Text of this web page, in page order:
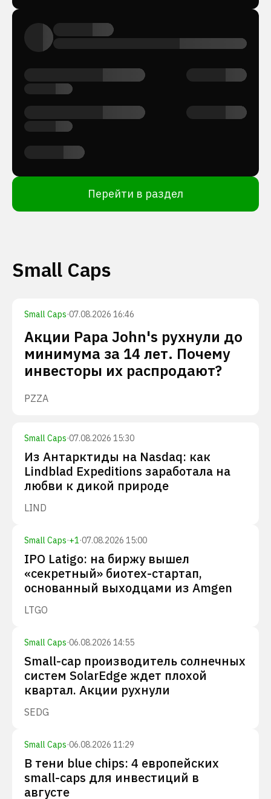
Перейти в раздел
Small Caps
Small Caps·07.08.2026 16:46
Акции Papa John's рухнули до
минимума за 14 лет. Почему
инвесторы их распродают?
PZZA
Small Caps·07.08.2026 15:30
Из Антарктиды на Nasdaq: как
Lindblad Expeditions заработала на
любви к дикой природе
LIND
Small Caps·+1·07.08.2026 15:00
IPO Latigo: на биржу вышел
«секретный» биотех-стартап,
основанный выходцами из Amgen
LTGO
Small Caps·06.08.2026 14:55
Small-cap производитель солнечных
систем SolarEdge ждет плохой
квартал. Акции рухнули
SEDG
Small Caps·06.08.2026 11:29
В тени blue chips: 4 европейских
small-caps для инвестиций в
августе